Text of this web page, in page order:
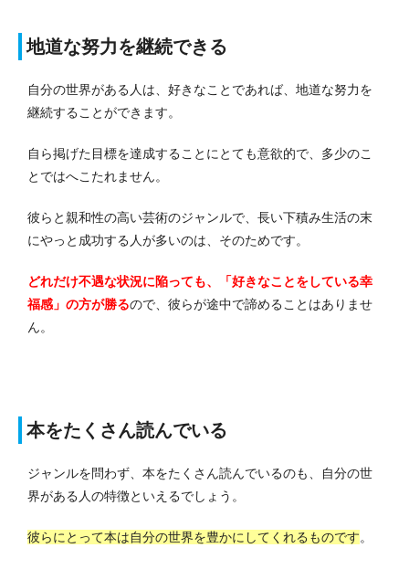
地道な努力を継続できる
自分の世界がある人は、好きなことであれば、地道な努力を
継続することができます。
自ら掲げた目標を達成することにとても意欲的で、多少のこ
とではへこたれません。
彼らと親和性の高い芸術のジャンルで、長い下積み生活の末
にやっと成功する人が多いのは、そのためです。
どれだけ不遇な状況に陥っても、「好きなことをしている幸
福感」の方が勝るので、彼らが途中で諦めることはありませ
ん。
本をたくさん読んでいる
ジャンルを問わず、本をたくさん読んでいるのも、自分の世
界がある人の特徴といえるでしょう。
彼らにとって本は自分の世界を豊かにしてくれるものです。